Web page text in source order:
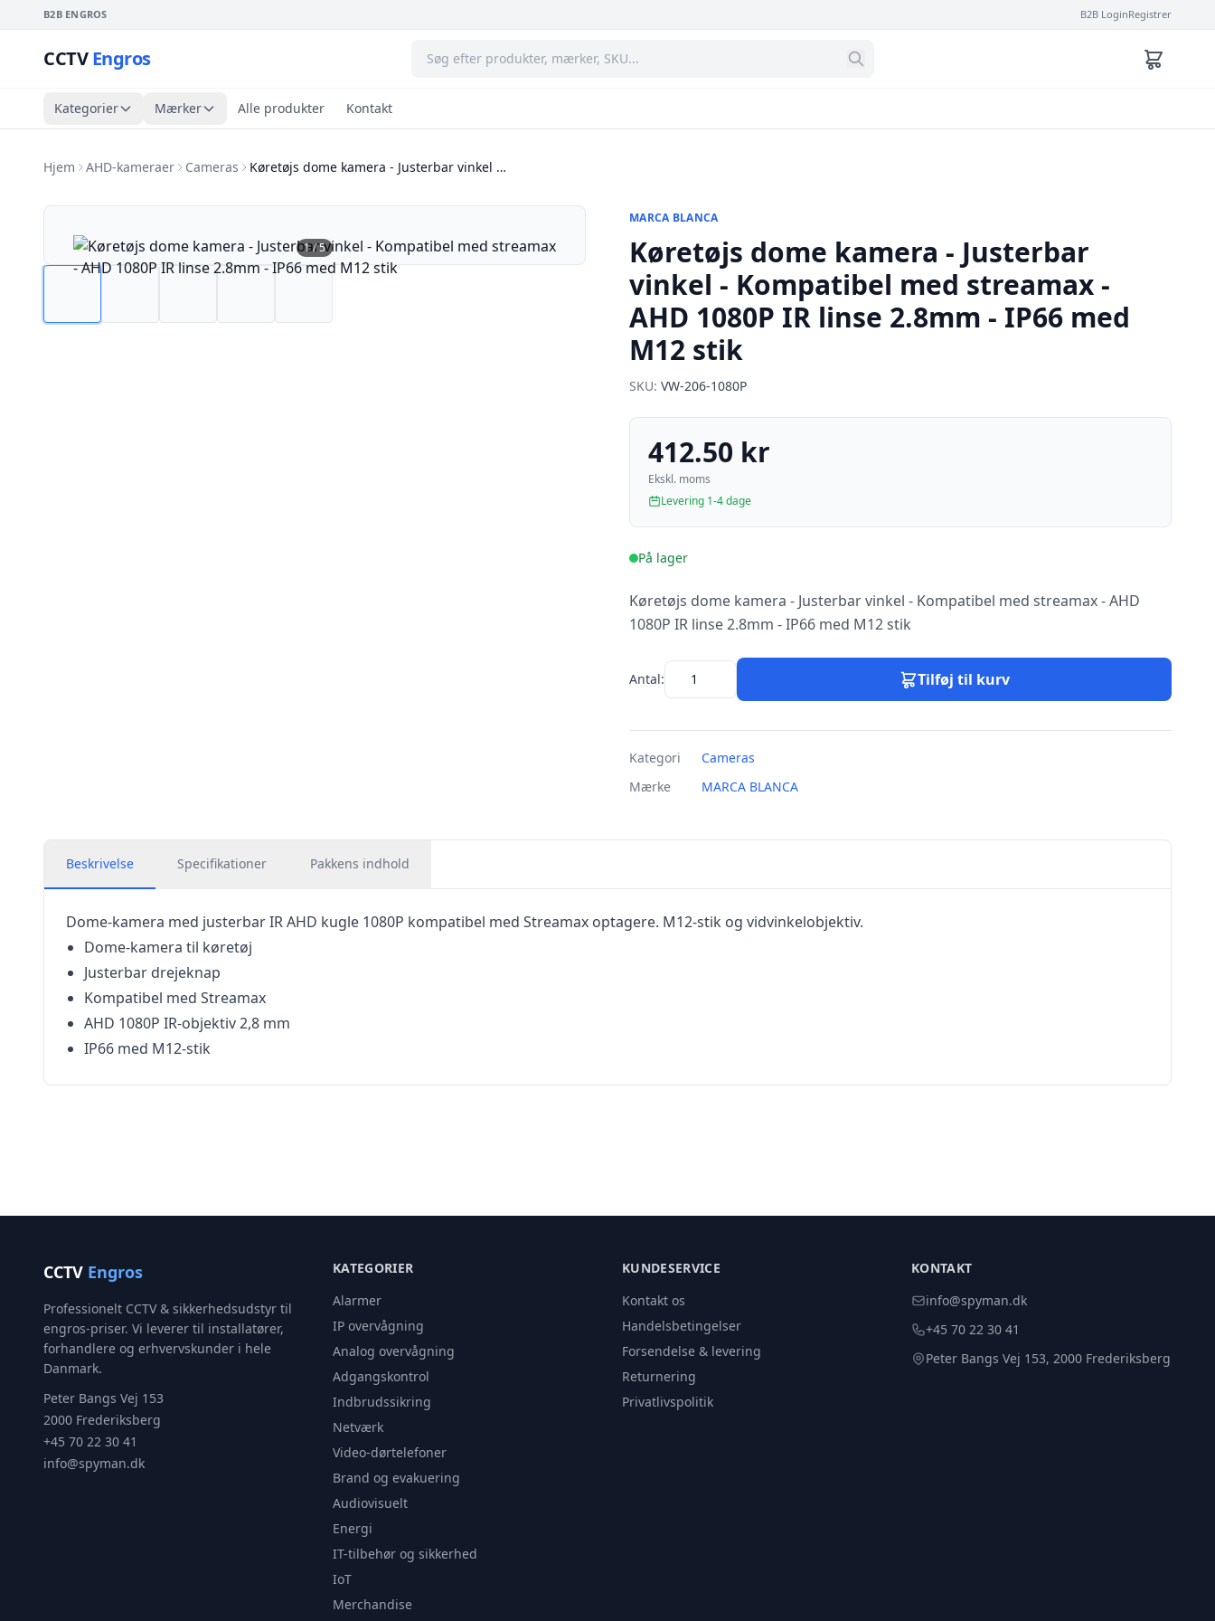
B2B ENGROS B2B LoginRegistrer
CCTVEngros
Kategorier Mærker Alle produkter Kontakt
Hjem AHD-kameraer Cameras Køretøjs dome kamera - Justerbar vinkel …
1/5
MARCA BLANCA
Køretøjs dome kamera - Justerbar
vinkel - Kompatibel med streamax -
AHD 1080P IR linse 2.8mm - IP66 med
M12 stik
SKU: VW-206-1080P
412.50 kr
Ekskl. moms
Levering 1-4 dage
På lager
Køretøjs dome kamera - Justerbar vinkel - Kompatibel med streamax - AHD
1080P IR linse 2.8mm - IP66 med M12 stik
Antal: Tilføj til kurv
Kategori
Cameras
Mærke
MARCA BLANCA
Beskrivelse Specifikationer Pakkens indhold
Dome-kamera med justerbar IR AHD kugle 1080P kompatibel med Streamax optagere. M12-stik og vidvinkelobjektiv.
Dome-kamera til køretøj
Justerbar drejeknap
Kompatibel med Streamax
AHD 1080P IR-objektiv 2,8 mm
IP66 med M12-stik
CCTV Engros
Professionelt CCTV & sikkerhedsudstyr til
engros-priser. Vi leverer til installatører,
forhandlere og erhvervskunder i hele
Danmark.
Peter Bangs Vej 153
2000 Frederiksberg
+45 70 22 30 41
info@spyman.dk
KATEGORIER
Alarmer
IP overvågning
Analog overvågning
Adgangskontrol
Indbrudssikring
Netværk
Video-dørtelefoner
Brand og evakuering
Audiovisuelt
Energi
IT-tilbehør og sikkerhed
IoT
Merchandise
KUNDESERVICE
Kontakt os
Handelsbetingelser
Forsendelse & levering
Returnering
Privatlivspolitik
KONTAKT
info@spyman.dk
+45 70 22 30 41
Peter Bangs Vej 153, 2000 Frederiksberg